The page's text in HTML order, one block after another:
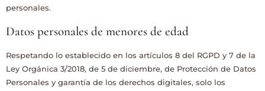
personales.
Datos personales de menores de edad
Respetando lo establecido en los artículos 8 del RGPD y 7 de la
Ley Orgánica 3/2018, de 5 de diciembre, de Protección de Datos
Personales y garantía de los derechos digitales, solo los